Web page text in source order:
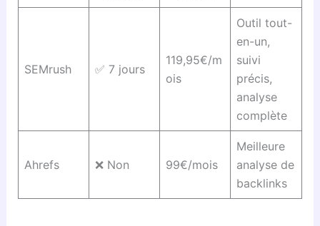
SEMrush ✅ 7 jours
119,95€/m
ois
Outil tout-
en-un,
suivi
précis,
analyse
complète
Ahrefs ❌ Non 99€/mois
Meilleure
analyse de
backlinks